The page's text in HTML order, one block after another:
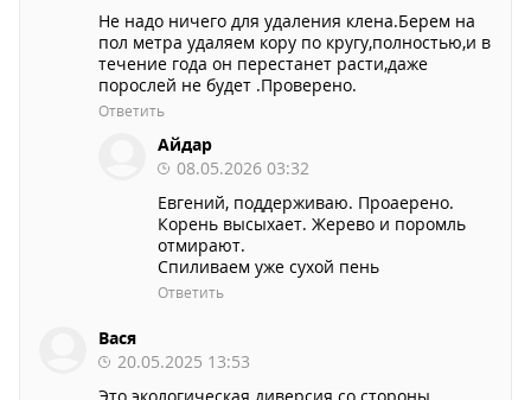
Не надо ничего для удаления клена.Берем на
пол метра удаляем кору по кругу,полностью,и в
течение года он перестанет расти,даже
порослей не будет .Проверено.
Ответить
Айдар
08.05.2026 03:32
Евгений, поддерживаю. Проаерено.
Корень высыхает. Жерево и поромль
отмирают.
Спиливаем уже сухой пень
Ответить
Вася
20.05.2025 13:53